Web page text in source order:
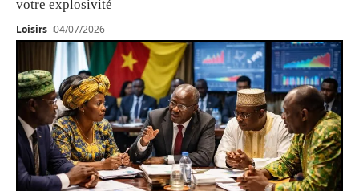
votre explosivité
Loisirs 04/07/2026